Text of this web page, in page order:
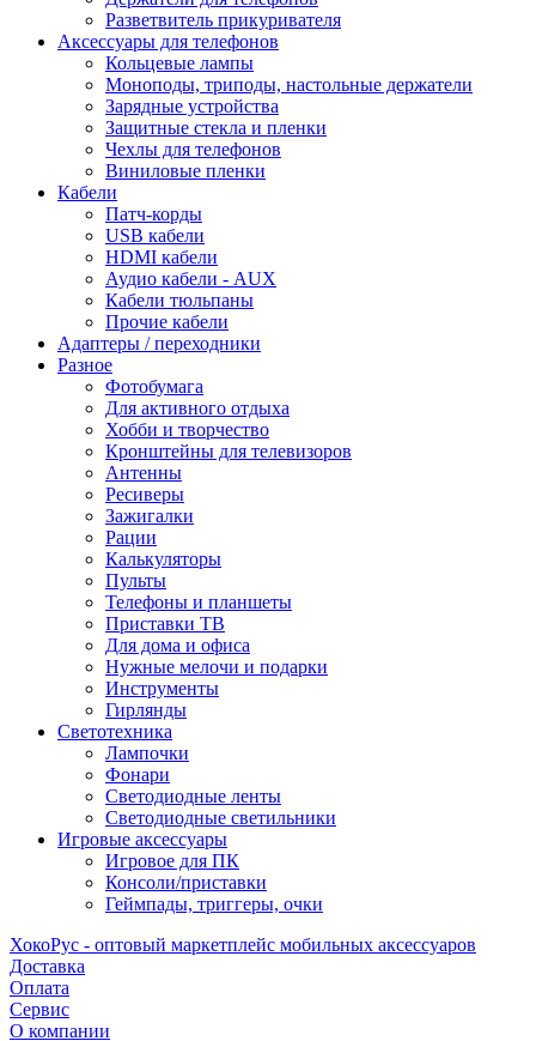
Разветвитель прикуривателя
Аксессуары для телефонов
Кольцевые лампы
Моноподы, триподы, настольные держатели
Зарядные устройства
Защитные стекла и пленки
Чехлы для телефонов
Виниловые пленки
Кабели
Патч-корды
USB кабели
HDMI кабели
Аудио кабели - AUX
Кабели тюльпаны
Прочие кабели
Адаптеры / переходники
Разное
Фотобумага
Для активного отдыха
Хобби и творчество
Кронштейны для телевизоров
Антенны
Ресиверы
Зажигалки
Рации
Калькуляторы
Пульты
Телефоны и планшеты
Приставки ТВ
Для дома и офиса
Нужные мелочи и подарки
Инструменты
Гирлянды
Светотехника
Лампочки
Фонари
Светодиодные ленты
Светодиодные светильники
Игровые аксессуары
Игровое для ПК
Консоли/приставки
Геймпады, триггеры, очки
ХокоРус - оптовый маркетплейс мобильных аксессуаров
Доставка
Оплата
Сервис
О компании